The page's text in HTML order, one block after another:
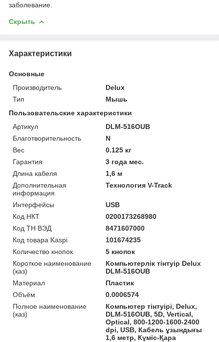
заболевание.
Скрыть
Характеристики
Основные
Производитель
Delux
Тип
Мышь
Пользовательские характеристики
Артикул
DLM-516OUB
Благотворительность
N
Вес
0.125 кг
Гарантия
3 года мес.
Длина кабеля
1,6 м
Дополнительная
информация
Технология V-Track
Интерфейсы
USB
Код НКТ
0200173268980
Код ТН ВЭД
8471607000
Код товара Kaspi
101674235
Количество кнопок
5 кнопок
Короткое наименование
(каз)
Компьютерлік тінтуір Delux
DLM-516OUB
Материал
Пластик
Объём
0.0006574
Полное наименование
(каз)
Компьютер тінтуірі, Delux,
DLM-516OUB, 5D, Vertical,
Optical, 800-1200-1600-2400
dpi, USB, Кабель ұзындығы
1,6 метр, Күміс-Қара